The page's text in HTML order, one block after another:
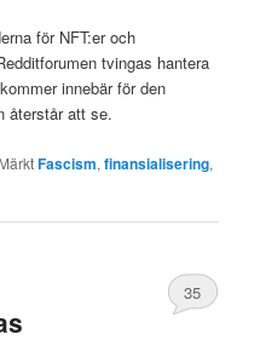
för NFT:er och
tvingas hantera
innebär för den
återstår att se.
MärktFascism,finansialisering,
35